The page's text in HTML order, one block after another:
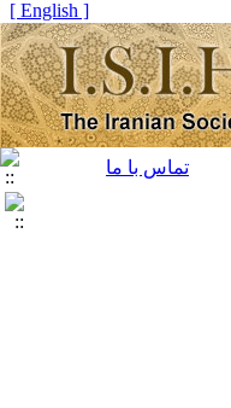
[ English ]
تماس با ما